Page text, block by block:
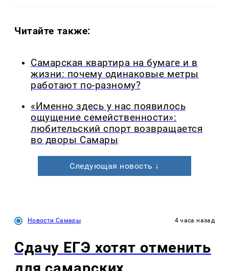
Читайте также:
Самарская квартира на бумаге и в
жизни: почему одинаковые метры
работают по-разному?
«Именно здесь у нас появилось
ощущение семейственности»:
любительский спорт возвращается
во дворы Самары
Следующая новость ↓
Новости Самары 4 часа назад
Сдачу ЕГЭ хотят отменить